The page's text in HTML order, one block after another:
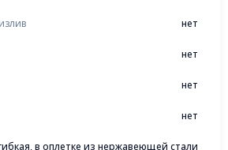
нет
нет
нет
нет
в оплетке из нержавеющей стали